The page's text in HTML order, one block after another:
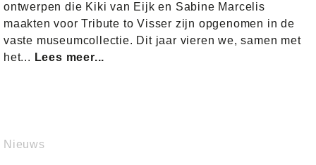
ontwerpen die Kiki van Eijk en Sabine Marcelis
maakten voor Tribute to Visser zijn opgenomen in de
vaste museumcollectie. Dit jaar vieren we, samen met
het... Lees meer...
Nieuws